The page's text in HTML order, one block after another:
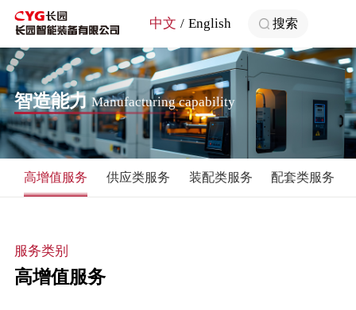
中文 English 搜索
智造能力 Manufacturing capability
高增值服务 供应类服务 装配类服务 配套类服务
服务类别
高增值服务